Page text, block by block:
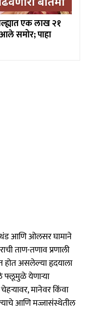
एक लाख २१
समोर; पाहा
थंड आणि ओलसर घामाने
ताण-तणाव प्रणाली
असलेल्या हृदयाला
फ्लूमुळे येणाऱ्या
मानेवर किंवा
आणि मज्जासंस्थेतील